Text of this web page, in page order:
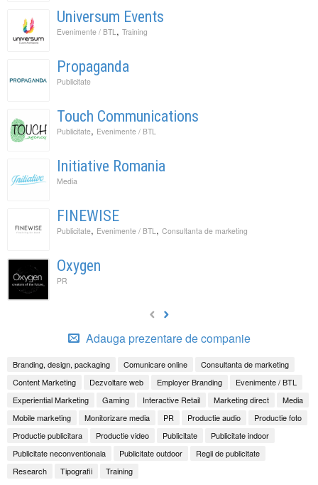
Universum Events
Evenimente / BTL, Training
Propaganda
Publicitate
Touch Communications
Publicitate, Evenimente / BTL
Initiative Romania
Media
FINEWISE
Publicitate, Evenimente / BTL, Consultanta de marketing
Oxygen
PR
Adauga prezentare de companie
Branding, design, packaging Comunicare online
Consultanta de marketing
Content Marketing
Dezvoltare web Employer Branding
Evenimente / BTL
Experiential Marketing
Gaming Interactive Retail Marketing direct
Media
Mobile marketing
Monitorizare media PR Productie audio
Productie foto
Productie publicitara
Productie video Publicitate
Publicitate indoor
Publicitate neconventionala
Publicitate outdoor
Regii de publicitate
Research
Tipografii Training